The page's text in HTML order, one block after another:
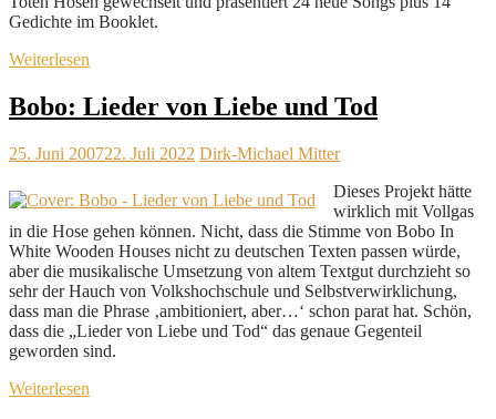
Gedichte im Booklet.
Weiterlesen
Bobo: Lieder von Liebe und Tod
25. Juni 200722. Juli 2022 Dirk-Michael Mitter
Dieses Projekt hätte
wirklich mit Vollgas
in die Hose gehen können. Nicht, dass die Stimme von Bobo In
White Wooden Houses nicht zu deutschen Texten passen würde,
aber die musikalische Umsetzung von altem Textgut durchzieht so
sehr der Hauch von Volkshochschule und Selbstverwirklichung,
dass man die Phrase ‚ambitioniert, aber…‘ schon parat hat. Schön,
dass die „Lieder von Liebe und Tod“ das genaue Gegenteil
geworden sind.
Weiterlesen